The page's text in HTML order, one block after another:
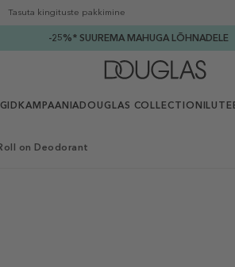
Tasuta kingituste pakkimine
-25%* SUUREMA MAHUGA LÕHNADELE
KAMPAANIADOUGLAS COLLECTION
on Deodorant